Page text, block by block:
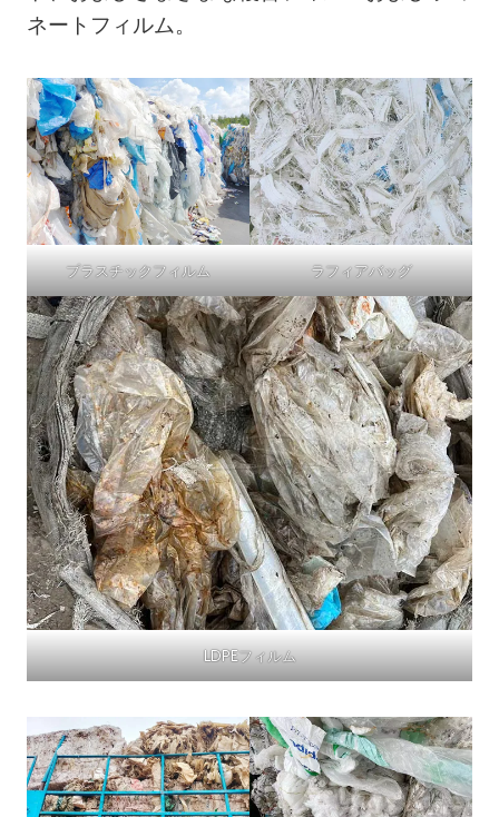
ネートフィルム。
プラスチックフィルム ラフィアバッグ
LDPEフィルム